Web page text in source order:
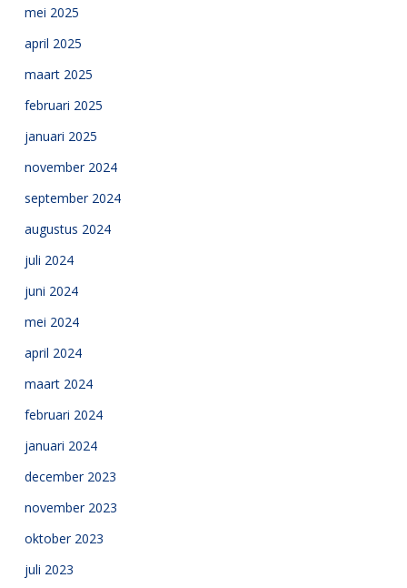
mei 2025
april 2025
maart 2025
februari 2025
januari 2025
november 2024
september 2024
augustus 2024
juli 2024
juni 2024
mei 2024
april 2024
maart 2024
februari 2024
januari 2024
december 2023
november 2023
oktober 2023
juli 2023